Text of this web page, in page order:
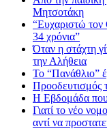
Μητσοτάκη
“Ευχαριστώ
34 χρόνια”
Όταν η στάχτη
την Αλήθεια
Το “Πανάθλιο”
Προοδευτισμός
Η Εβδομάδα
Γιατί το νέο
αντί να